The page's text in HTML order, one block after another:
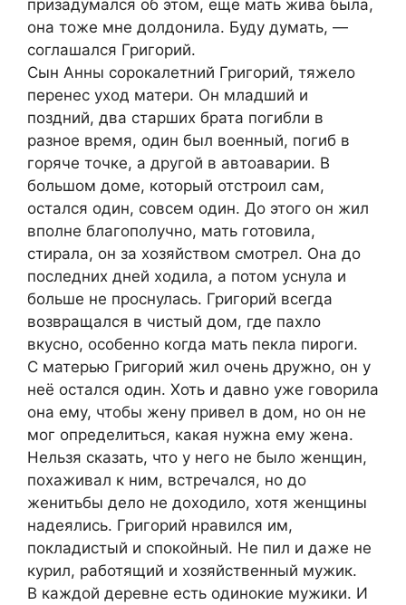
призадумался об этом, еще мать жива была,
она тоже мне долдонила. Буду думать, —
соглашался Григорий.
Сын Анны сорокалетний Григорий, тяжело
перенес уход матери. Он младший и
поздний, два старших брата погибли в
разное время, один был военный, погиб в
горяче точке, а другой в автоаварии. В
большом доме, который отстроил сам,
остался один, совсем один. До этого он жил
вполне благополучно, мать готовила,
стирала, он за хозяйством смотрел. Она до
последних дней ходила, а потом уснула и
больше не проснулась. Григорий всегда
возвращался в чистый дом, где пахло
вкусно, особенно когда мать пекла пироги.
С матерью Григорий жил очень дружно, он у
неё остался один. Хоть и давно уже говорила
она ему, чтобы жену привел в дом, но он не
мог определиться, какая нужна ему жена.
Нельзя сказать, что у него не было женщин,
похаживал к ним, встречался, но до
женитьбы дело не доходило, хотя женщины
надеялись. Григорий нравился им,
покладистый и спокойный. Не пил и даже не
курил, работящий и хозяйственный мужик.
В каждой деревне есть одинокие мужики. И